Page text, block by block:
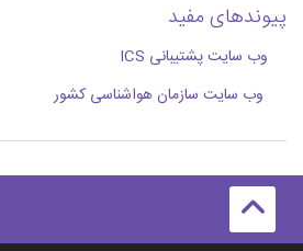
پیوندهای مفید
وب سایت پشتیبانی ICS
وب سایت سازمان هواشناسی کشور